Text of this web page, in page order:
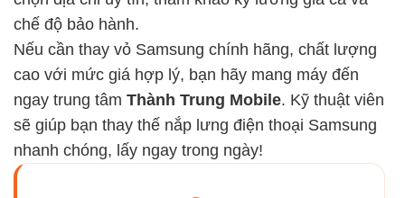
chế độ bảo hành.
Nếu cần thay vỏ Samsung chính hãng, chất lượng
cao với mức giá hợp lý, bạn hãy mang máy đến
ngay trung tâm Thành Trung Mobile. Kỹ thuật viên
sẽ giúp bạn thay thế nắp lưng điện thoại Samsung
nhanh chóng, lấy ngay trong ngày!